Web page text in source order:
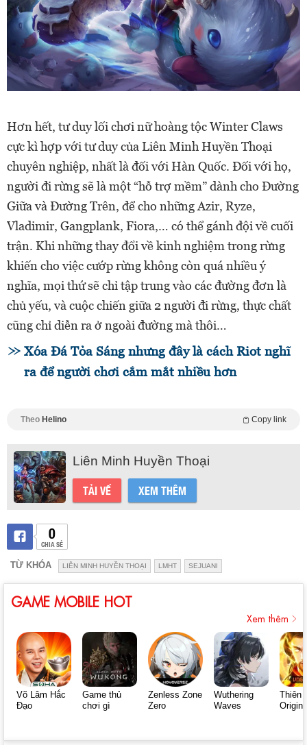
Hơn hết, tư duy lối chơi nữ hoàng tộc Winter Claws
cực kì hợp với tư duy của Liên Minh Huyền Thoại
chuyên nghiệp, nhất là đối với Hàn Quốc. Đối với họ,
người đi rừng sẽ là một “hỗ trợ mềm” dành cho Đường
Giữa và Đường Trên, để cho những Azir, Ryze,
Vladimir, Gangplank, Fiora,… có thể gánh đội về cuối
trận. Khi những thay đổi về kinh nghiệm trong rừng
khiến cho việc cướp rừng không còn quá nhiều ý
nghĩa, mọi thứ sẽ chỉ tập trung vào các đường đơn là
chủ yếu, và cuộc chiến giữa 2 người đi rừng, thực chất
cũng chỉ diễn ra ở ngoài đường mà thôi…
Xóa Đá Tỏa Sáng nhưng đây là cách Riot nghĩ
ra để người chơi cắm mắt nhiều hơn
Theo Helino Copy link
Liên Minh Huyền Thoại
TẢI VỀ XEM THÊM
0
CHIA SẺ
TỪ KHÓA LIÊN MINH HUYỀN THOẠI LMHT SEJUANI
GAME MOBILE HOT
Xem thêm
Võ Lâm Hắc
Đạo
Game thủ
chơi gì
Zenless Zone
Zero
Wuthering
Waves
Thiên
Origin